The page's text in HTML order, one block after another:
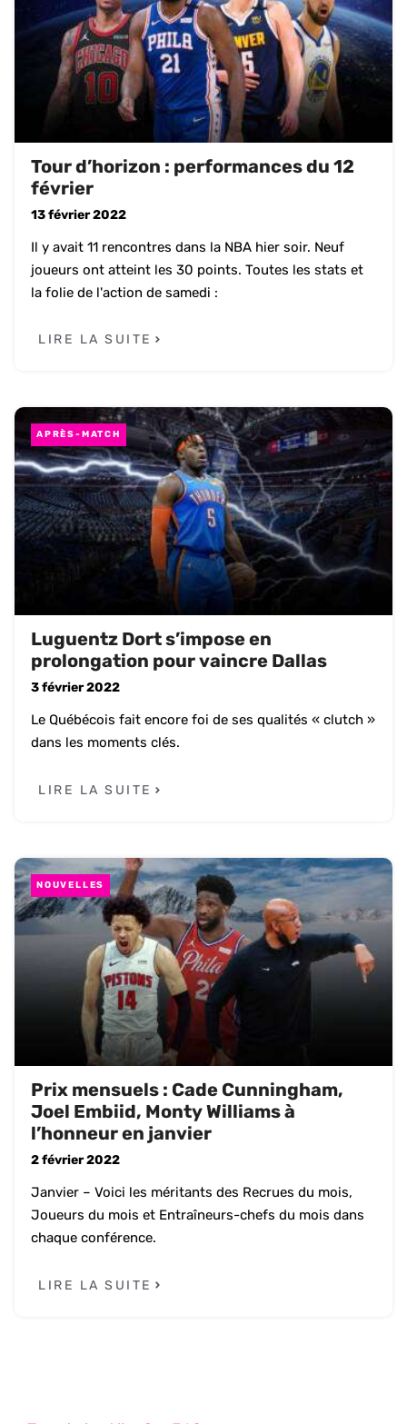
Tour d’horizon : performances du 12
février
13 février 2022
Il y avait 11 rencontres dans la NBA hier soir. Neuf
joueurs ont atteint les 30 points. Toutes les stats et
la folie de l'action de samedi :
LIRE LA SUITE
APRÈS-MATCH
Luguentz Dort s’impose en
prolongation pour vaincre Dallas
3 février 2022
Le Québécois fait encore foi de ses qualités « clutch »
dans les moments clés.
LIRE LA SUITE
NOUVELLES
Prix mensuels : Cade Cunningham,
Joel Embiid, Monty Williams à
l’honneur en janvier
2 février 2022
Janvier – Voici les méritants des Recrues du mois,
Joueurs du mois et Entraîneurs-chefs du mois dans
chaque conférence.
LIRE LA SUITE